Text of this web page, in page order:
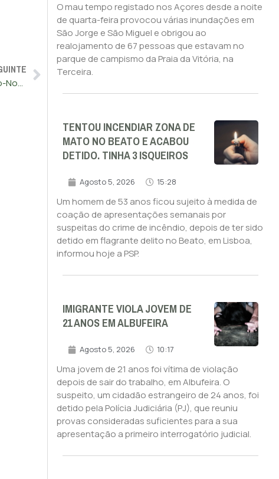
GNR detém suspeito de tráfico de droga em Montemor-o-Novo
O mau tempo registado nos Açores desde a noite
de quarta-feira provocou várias inundações em
São Jorge e São Miguel e obrigou ao
realojamento de 67 pessoas que estavam no
parque de campismo da Praia da Vitória, na
Terceira.
TENTOU INCENDIAR ZONA DE
MATO NO BEATO E ACABOU
DETIDO. TINHA 3 ISQUEIROS
Agosto 5, 2026 15:28
Um homem de 53 anos ficou sujeito à medida de
coação de apresentações semanais por
suspeitas do crime de incêndio, depois de ter sido
detido em flagrante delito no Beato, em Lisboa,
informou hoje a PSP.
IMIGRANTE VIOLA JOVEM DE
21 ANOS EM ALBUFEIRA
Agosto 5, 2026 10:17
Uma jovem de 21 anos foi vítima de violação
depois de sair do trabalho, em Albufeira. O
suspeito, um cidadão estrangeiro de 24 anos, foi
detido pela Polícia Judiciária (PJ), que reuniu
provas consideradas suficientes para a sua
apresentação a primeiro interrogatório judicial.